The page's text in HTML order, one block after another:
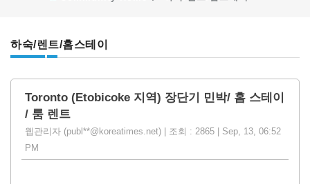
하숙/렌트/홈스테이
Toronto (Etobicoke 지역) 장단기 민박/ 홈 스테이
/ 룸 렌트
웹관리자 (publ**@koreatimes.net) | 조회 : 2865 | Sep, 13, 06:52
PM